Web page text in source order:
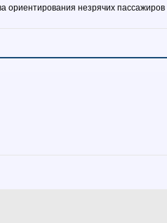
незрячих пассажиров